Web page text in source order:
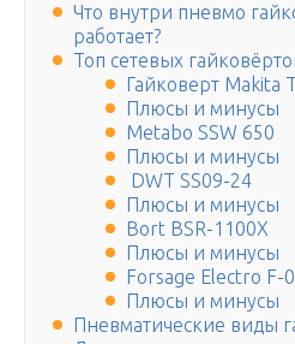
Что внутри пневмо
работает?
Топ сетевых
Гайковерт Makita
Плюсы и минусы
Metabo SSW 650
Плюсы и минусы
DWT SS09-24
Плюсы и минусы
Bort BSR-1100X
Плюсы и минусы
Forsage Electro F-
Плюсы и минусы
Пневматические виды